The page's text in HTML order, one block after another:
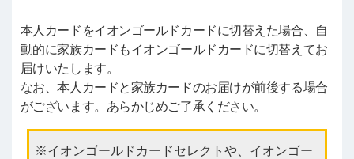
本人カードをイオンゴールドカードに切替えた場合、自
動的に家族カードもイオンゴールドカードに切替えてお
届けいたします。
なお、本人カードと家族カードのお届けが前後する場合
がございます。あらかじめご了承ください。
イオンゴールドカードセレクトや、イオンゴー